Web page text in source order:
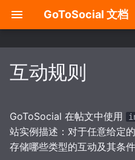
GoToSocial 文档
入
始
搜
设置
贴文
搜索
部署注意事项
发行版
安装
配置概述
基础配置
可信代理
概述
分域部署
出站 HTTP 代理
管理设置面板
新账户注册
联合模式
概览
指定“没有人”
冲突 / 重复的值
使用 API 进行身份验证
路由和方法
请求速率限制
互动规则
GoToSocial 在帖文中使用
站实例描述：对于任意给定
存储哪些类型的互动及其条件